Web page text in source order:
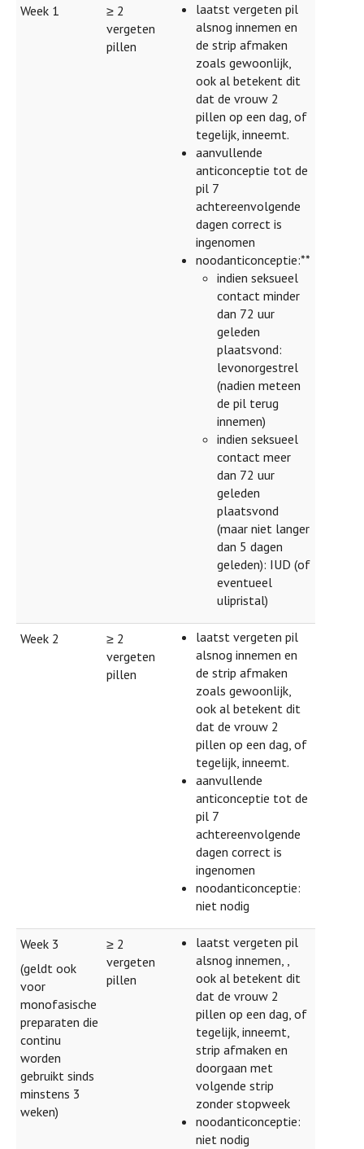
Week 1
≥ 2
vergeten
pillen
laatst vergeten pil
alsnog innemen en
de strip afmaken
zoals gewoonlijk,
ook al betekent dit
dat de vrouw 2
pillen op een dag, of
tegelijk, inneemt.
aanvullende
anticonceptie tot de
pil 7
achtereenvolgende
dagen correct is
ingenomen
noodanticonceptie:**
indien seksueel
contact minder
dan 72 uur
geleden
plaatsvond:
levonorgestrel
(nadien meteen
de pil terug
innemen)
indien seksueel
contact meer
dan 72 uur
geleden
plaatsvond
(maar niet langer
dan 5 dagen
geleden): IUD (of
eventueel
ulipristal)
Week 2
≥ 2
vergeten
pillen
laatst vergeten pil
alsnog innemen en
de strip afmaken
zoals gewoonlijk,
ook al betekent dit
dat de vrouw 2
pillen op een dag, of
tegelijk, inneemt.
aanvullende
anticonceptie tot de
pil 7
achtereenvolgende
dagen correct is
ingenomen
noodanticonceptie:
niet nodig
Week 3
(geldt ook
voor
monofasische
preparaten die
continu
worden
gebruikt sinds
minstens 3
weken)
≥ 2
vergeten
pillen
laatst vergeten pil
alsnog innemen, ,
ook al betekent dit
dat de vrouw 2
pillen op een dag, of
tegelijk, inneemt,
strip afmaken en
doorgaan met
volgende strip
zonder stopweek
noodanticonceptie:
niet nodig